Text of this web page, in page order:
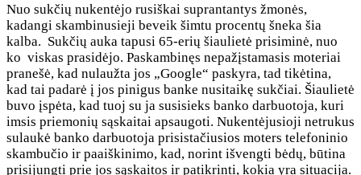
Nuo sukčių nukentėjo rusiškai suprantantys žmonės,
kadangi skambinusieji beveik šimtu procentų šneka šia
kalba. Sukčių auka tapusi 65-erių šiaulietė prisiminė, nuo
ko viskas prasidėjo. Paskambinęs nepažįstamasis moteriai
pranešė, kad nulaužta jos „Google“ paskyra, tad tikėtina,
kad tai padarė į jos pinigus banke nusitaikę sukčiai. Šiaulietė
buvo įspėta, kad tuoj su ja susisieks banko darbuotoja, kuri
imsis priemonių sąskaitai apsaugoti. Nukentėjusioji netrukus
sulaukė banko darbuotoja prisistačiusios moters telefoninio
skambučio ir paaiškinimo, kad, norint išvengti bėdų, būtina
prisijungti prie jos sąskaitos ir patikrinti, kokia yra situacija.